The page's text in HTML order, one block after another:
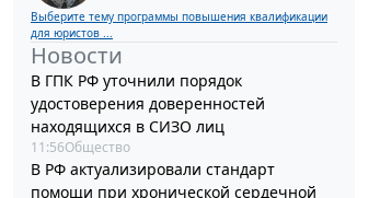
Выберите тему программы повышения квалификации
для юристов ...
Новости
В ГПК РФ уточнили порядок
удостоверения доверенностей
находящихся в СИЗО лиц
11:56Общество
В РФ актуализировали стандарт
помощи при хронической сердечной